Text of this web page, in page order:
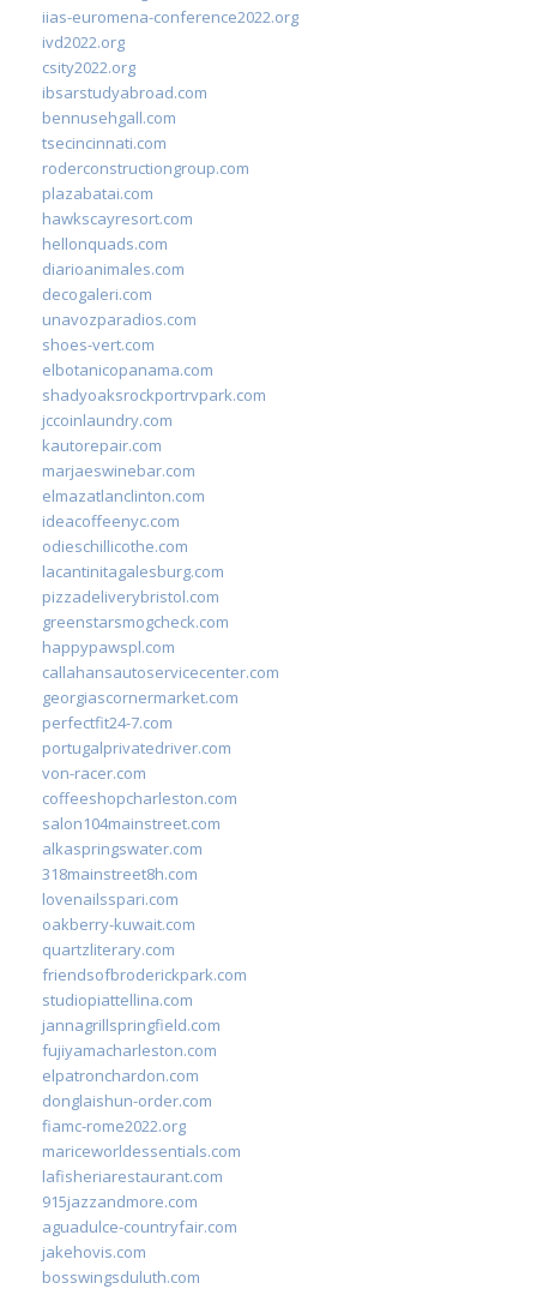
iias-euromena-conference2022.org
ivd2022.org
csity2022.org
ibsarstudyabroad.com
bennusehgall.com
tsecincinnati.com
roderconstructiongroup.com
plazabatai.com
hawkscayresort.com
hellonquads.com
diarioanimales.com
decogaleri.com
unavozparadios.com
shoes-vert.com
elbotanicopanama.com
shadyoaksrockportrvpark.com
jccoinlaundry.com
kautorepair.com
marjaeswinebar.com
elmazatlanclinton.com
ideacoffeenyc.com
odieschillicothe.com
lacantinitagalesburg.com
pizzadeliverybristol.com
greenstarsmogcheck.com
happypawspl.com
callahansautoservicecenter.com
georgiascornermarket.com
perfectfit24-7.com
portugalprivatedriver.com
von-racer.com
coffeeshopcharleston.com
salon104mainstreet.com
alkaspringswater.com
318mainstreet8h.com
lovenailsspari.com
oakberry-kuwait.com
quartzliterary.com
friendsofbroderickpark.com
studiopiattellina.com
jannagrillspringfield.com
fujiyamacharleston.com
elpatronchardon.com
donglaishun-order.com
fiamc-rome2022.org
mariceworldessentials.com
lafisheriarestaurant.com
915jazzandmore.com
aguadulce-countryfair.com
jakehovis.com
bosswingsduluth.com